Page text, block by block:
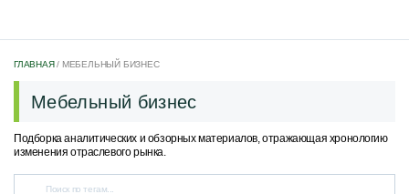
ГЛАВНАЯ/ МЕБЕЛЬНЫЙ БИЗНЕС
Мебельный бизнес
Подборка аналитических и обзорных материалов, отражающая хронологию
изменения отраслевого рынка.